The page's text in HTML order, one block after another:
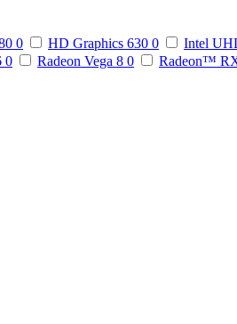
0 HD Graphics 630 0 Intel
0 Radeon Vega 8 0 Radeon™